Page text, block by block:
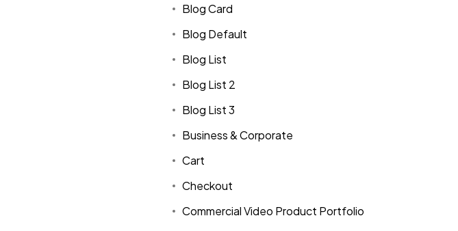
Blog Card
Blog Default
Blog List
Blog List 2
Blog List 3
Business & Corporate
Cart
Checkout
Commercial Video Product Portfolio